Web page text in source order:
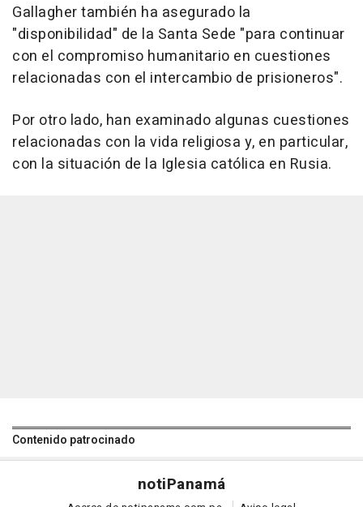
Gallagher también ha asegurado la
"disponibilidad" de la Santa Sede "para continuar
con el compromiso humanitario en cuestiones
relacionadas con el intercambio de prisioneros".
Por otro lado, han examinado algunas cuestiones
relacionadas con la vida religiosa y, en particular,
con la situación de la Iglesia católica en Rusia.
Contenido patrocinado
notiPanamá